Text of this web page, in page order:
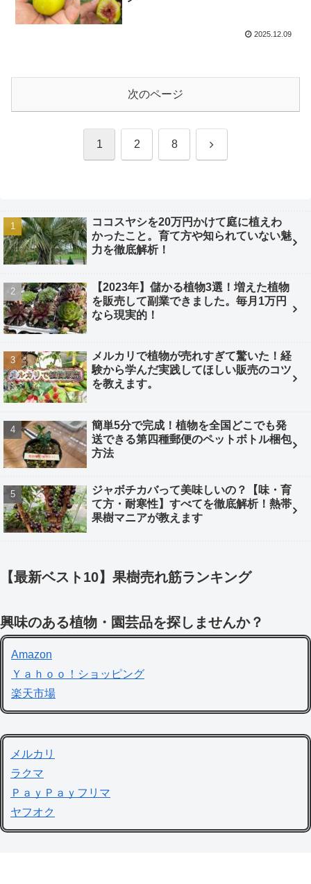
2025.12.09
次のページ
1 2 8 次
ココスヤシを20万円かけて庭に植えわ
かったこと。育て方や知られていない魅
力を徹底解析！
【2023年】儲かる植物3選！増えた植物
を販売して副業できました。毎月1万円
なら現実的！
メルカリで植物が売れすぎて驚いた！経
験から学んだ実践してほしい販売のコツ
を教えます。
簡単5分で完成！植物を全国どこでも発
送できる第四種郵便のペットボトル梱包
方法
ジャボチカバって美味しいの？【味・育
て方・耐寒性】すべてを徹底解析！熱帯
果樹マニアが教えます
【最新ベスト10】果樹売れ筋ランキング
興味のある植物・園芸品を探しませんか？
Amazon
Ｙａｈｏｏ！ショッピング
楽天市場
メルカリ
ラクマ
ＰａｙＰａｙフリマ
ヤフオク